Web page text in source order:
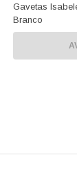
Gavetas
Branco